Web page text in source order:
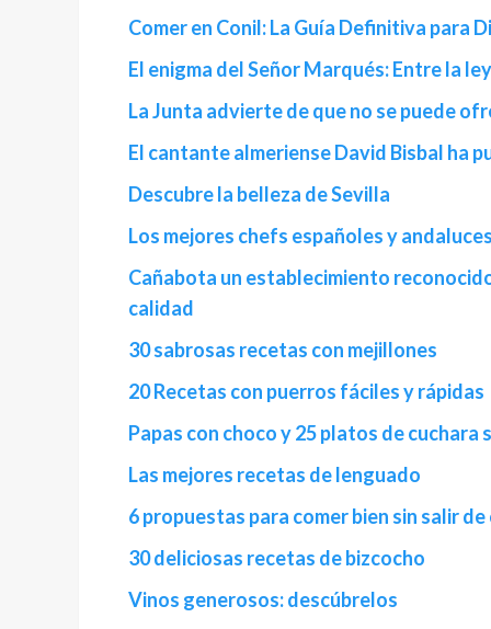
Comer en Conil: La Guía Definitiva para
El enigma del Señor Marqués: Entre la
La Junta advierte de que no se puede
El cantante almeriense David Bisbal ha
Descubre la belleza de Sevilla
Los mejores chefs españoles y
Cañabota un establecimiento
calidad
30 sabrosas recetas con mejillones
20 Recetas con puerros fáciles y rápidas
Papas con choco y 25 platos de cuchara
Las mejores recetas de lenguado
6 propuestas para comer bien sin salir de
30 deliciosas recetas de bizcocho
Vinos generosos: descúbrelos